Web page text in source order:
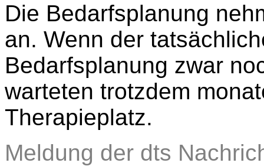
Die Bedarfsplanung
an. Wenn der
Bedarfsplanung zwar
warteten trotzdem
Therapieplatz.
Meldung der dts